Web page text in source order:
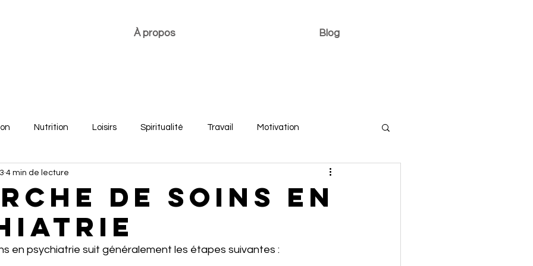
À propos Blog
Nutrition Loisirs Spiritualité Travail Motivation
Développement personnel
de soins en
4 min de lecture
en psychiatrie suit généralement les étapes suivantes :